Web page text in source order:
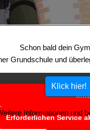
Inhalt
Bitte beachten Sie, dass
Erforderlichen Service
Schon bald dein
Grundschule und
Klick hier!
Informationen und